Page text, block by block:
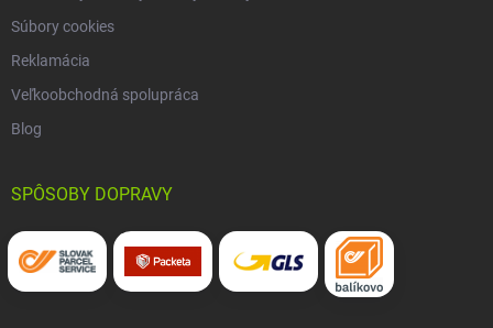
Súbory cookies
Reklamácia
Veľkoobchodná spolupráca
Blog
SPÔSOBY DOPRAVY